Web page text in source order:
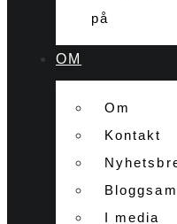
på
OM
Om
Kontakt
I media